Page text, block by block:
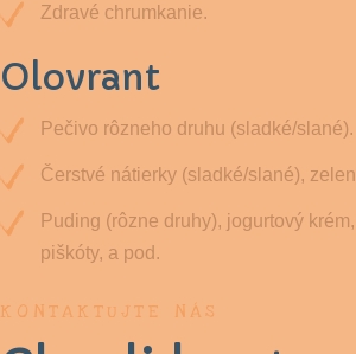
Zdravé chrumkanie.
Olovrant
Pečivo rôzneho druhu (sladké/slané).
Čerstvé nátierky (sladké/slané),
Puding (rôzne druhy), jogurtový
piškóty, a pod.
KONTAKTUJTE NÁS